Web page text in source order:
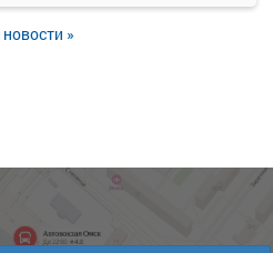
новости »